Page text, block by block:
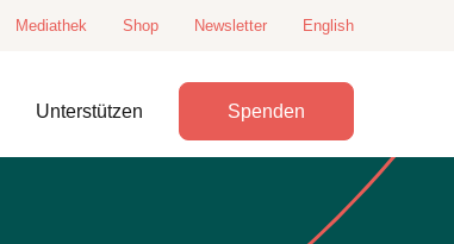
Mediathek Shop Newsletter English
Unterstützen Spenden